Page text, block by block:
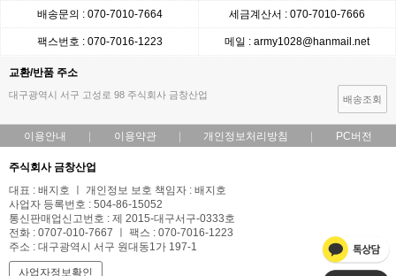
배송문의 : 070-7010-7664 세금계산서 : 070-7010-7666
팩스번호 : 070-7016-1223 메일 : army1028@hanmail.net
교환/반품 주소
대구광역시 서구 고성로 98 주식회사 금창산업 배송조회
이용안내 이용약관 개인정보처리방침 PC버전
주식회사 금창산업
대표 : 배지호 ㅣ 개인정보 보호 책임자 : 배지호
사업자 등록번호 : 504-86-15052
통신판매업신고번호 : 제 2015-대구서구-0333호
전화 : 0707-010-7667 ㅣ 팩스 : 070-7016-1223
주소 : 대구광역시 서구 원대동1가 197-1
사업자정보확인